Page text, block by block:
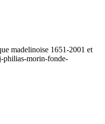
madelinoise 1651-2001 et
philias-morin-fonde-